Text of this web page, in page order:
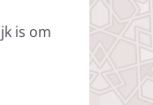
is om